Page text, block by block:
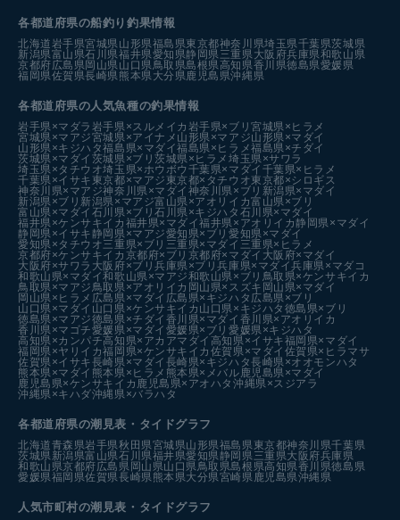
各都道府県の船釣り釣果情報
北海道 岩手県宮城県 山形県福島県東京都神奈川県埼玉県千葉県茨城県
新潟県富山県石川県福井県愛知県静岡県 三重県 大阪府兵庫県和歌山県
京都府広島県岡山県 山口県 鳥取県島根県高知県香川県徳島県愛媛県
福岡県佐賀県長崎県 熊本県 大分県 鹿児島県沖縄県
各都道府県の人気魚種の釣果情報
岩手県×マダラ 岩手県×スルメイカ 岩手県×ブリ宮城県×ヒラメ
宮城県×マアジ宮城県×アイナメ 山形県×マアジ山形県×マダイ
山形県×キジハタ福島県×マダイ福島県×ヒラメ福島県×チダイ
茨城県×マダイ 茨城県×ブリ茨城県×ヒラメ埼玉県×サワラ
埼玉県×タチウオ埼玉県×ホウボウ 千葉県×マダイ 千葉県×ヒラメ
千葉県×イサキ 東京都×マアジ 東京都×タチウオ東京都×シロギス
神奈川県×マアジ神奈川県×マダイ 神奈川県×ブリ 新潟県×マダイ
新潟県×ブリ 新潟県×マアジ富山県×アオリイカ富山県×ブリ
富山県×マダイ 石川県×ブリ石川県×キジハタ 石川県×マダイ
福井県×ケンサキイカ 福井県×マダイ福井県×アオリイカ静岡県×マダイ
静岡県×イサキ静岡県×マアジ愛知県×ブリ愛知県×マダイ
愛知県×タチウオ三重県×ブリ 三重県×マダイ 三重県×ヒラメ
京都府×ケンサキイカ 京都府×ブリ 京都府×マダイ 大阪府×マダイ
大阪府×サワラ 大阪府×ブリ兵庫県×ブリ兵庫県×マダイ兵庫県×マダコ
和歌山県×マダイ和歌山県×マアジ和歌山県×ブリ 鳥取県×ケンサキイカ
鳥取県×マアジ 鳥取県×アオリイカ 岡山県×スズキ 岡山県×マダイ
岡山県×ヒラメ 広島県×マダイ 広島県×キジハタ 広島県×ブリ
山口県×マダイ 山口県×ケンサキイカ 山口県×キジハタ 徳島県×ブリ
徳島県×マアジ徳島県×チダイ 香川県×マダイ 香川県×アオリイカ
香川県×マゴチ愛媛県×マダイ 愛媛県×ブリ愛媛県×キジハタ
高知県×カンパチ高知県×アカアマダイ 高知県×イサキ福岡県×マダイ
福岡県×ヤリイカ福岡県×ケンサキイカ 佐賀県×マダイ 佐賀県×ヒラマサ
佐賀県×イサキ長崎県×マダイ 長崎県×キジハタ長崎県×オオモンハタ
熊本県×マダイ 熊本県×ヒラメ 熊本県×メバル 鹿児島県×マダイ
鹿児島県×ケンサキイカ 鹿児島県×アオハタ沖縄県×スジアラ
沖縄県×キハダ沖縄県×バラハタ
各都道府県の潮見表 ・タイドグラフ
北海道青森県岩手県秋田県宮城県山形県福島県 東京都神奈川県千葉県
茨城県 新潟県富山県石川県福井県愛知県静岡県 三重県大阪府兵庫県
和歌山県京都府広島県 岡山県山口県 鳥取県島根県高知県香川県徳島県
愛媛県福岡県佐賀県長崎県 熊本県大分県宮崎県 鹿児島県沖縄県
人気市町村の潮見表・タイドグラフ